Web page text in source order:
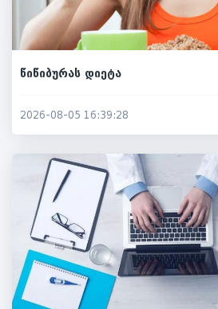
წიწიბურას დიეტა
2026-08-05 16:39:28